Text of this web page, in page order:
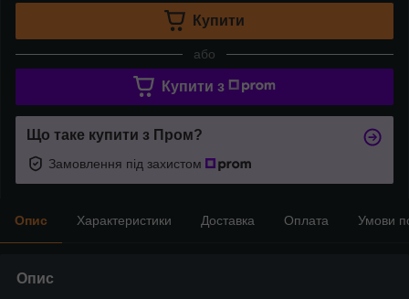
Купити
або
Купити з
Що таке купити з Пром?
Замовлення під захистом
Опис Характеристики Доставка Оплата Умови
Опис